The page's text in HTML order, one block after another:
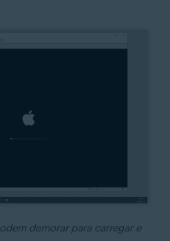
demorar para carregar e